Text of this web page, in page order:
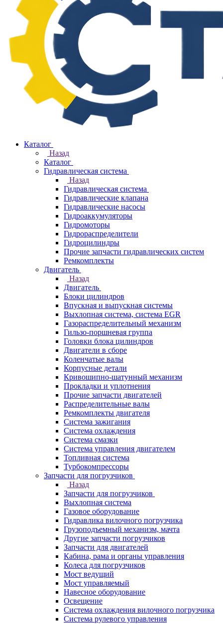
Каталог
Назад
Каталог
Гидравлическая система
Назад
Гидравлическая система
Гидравлические клапана
Гидравлические насосы
Гидроаккумуляторы
Гидромоторы
Гидрораспределители
Гидроцилиндры
Прочие запчасти гидравлических систем
Ремкомплекты
Двигатель
Назад
Двигатель
Блоки цилиндров
Впускная и выпускная системы
Выхлопная система, система EGR
Газораспределительный механизм
Гильзо-поршневая группа
Головки блока цилиндров
Двигатели в сборе
Коленчатые валы
Корпусные детали
Кривошипно-шатунный механизм
Прокладки и уплотнения
Прочие запчасти двигателей
Распределительные валы
Ремкомплекты двигателя
Система зажигания
Система охлаждения
Система смазки
Система управления двигателем
Топливная система
Турбокомпрессоры
Запчасти для погрузчиков
Назад
Запчасти для погрузчиков
Выхлопная система
Газовое оборудование
Гидравлика вилочного погрузчика
Грузоподъемный механизм, мачта
Другие запчасти погрузчиков
Запчасти для двигателей
Кабина, рама и органы управления
Колеса для погрузчиков
Мост ведущий
Мост управляемый
Навесное оборудование
Освещение
Система охлаждения вилочного погрузчика
Система рулевого управления